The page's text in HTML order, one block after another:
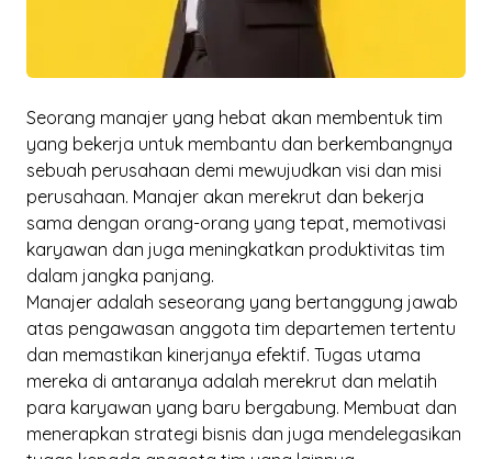
Seorang manajer yang hebat akan membentuk tim
yang bekerja untuk membantu dan berkembangnya
sebuah perusahaan demi mewujudkan visi dan misi
perusahaan. Manajer akan merekrut dan bekerja
sama dengan orang-orang yang tepat, memotivasi
karyawan dan juga meningkatkan produktivitas tim
dalam jangka panjang.
Manajer adalah seseorang yang bertanggung jawab
atas pengawasan anggota tim departemen tertentu
dan memastikan kinerjanya efektif. Tugas utama
mereka di antaranya adalah merekrut dan melatih
para karyawan yang baru bergabung. Membuat dan
menerapkan strategi bisnis dan juga mendelegasikan